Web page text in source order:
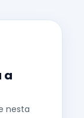
a
nesta